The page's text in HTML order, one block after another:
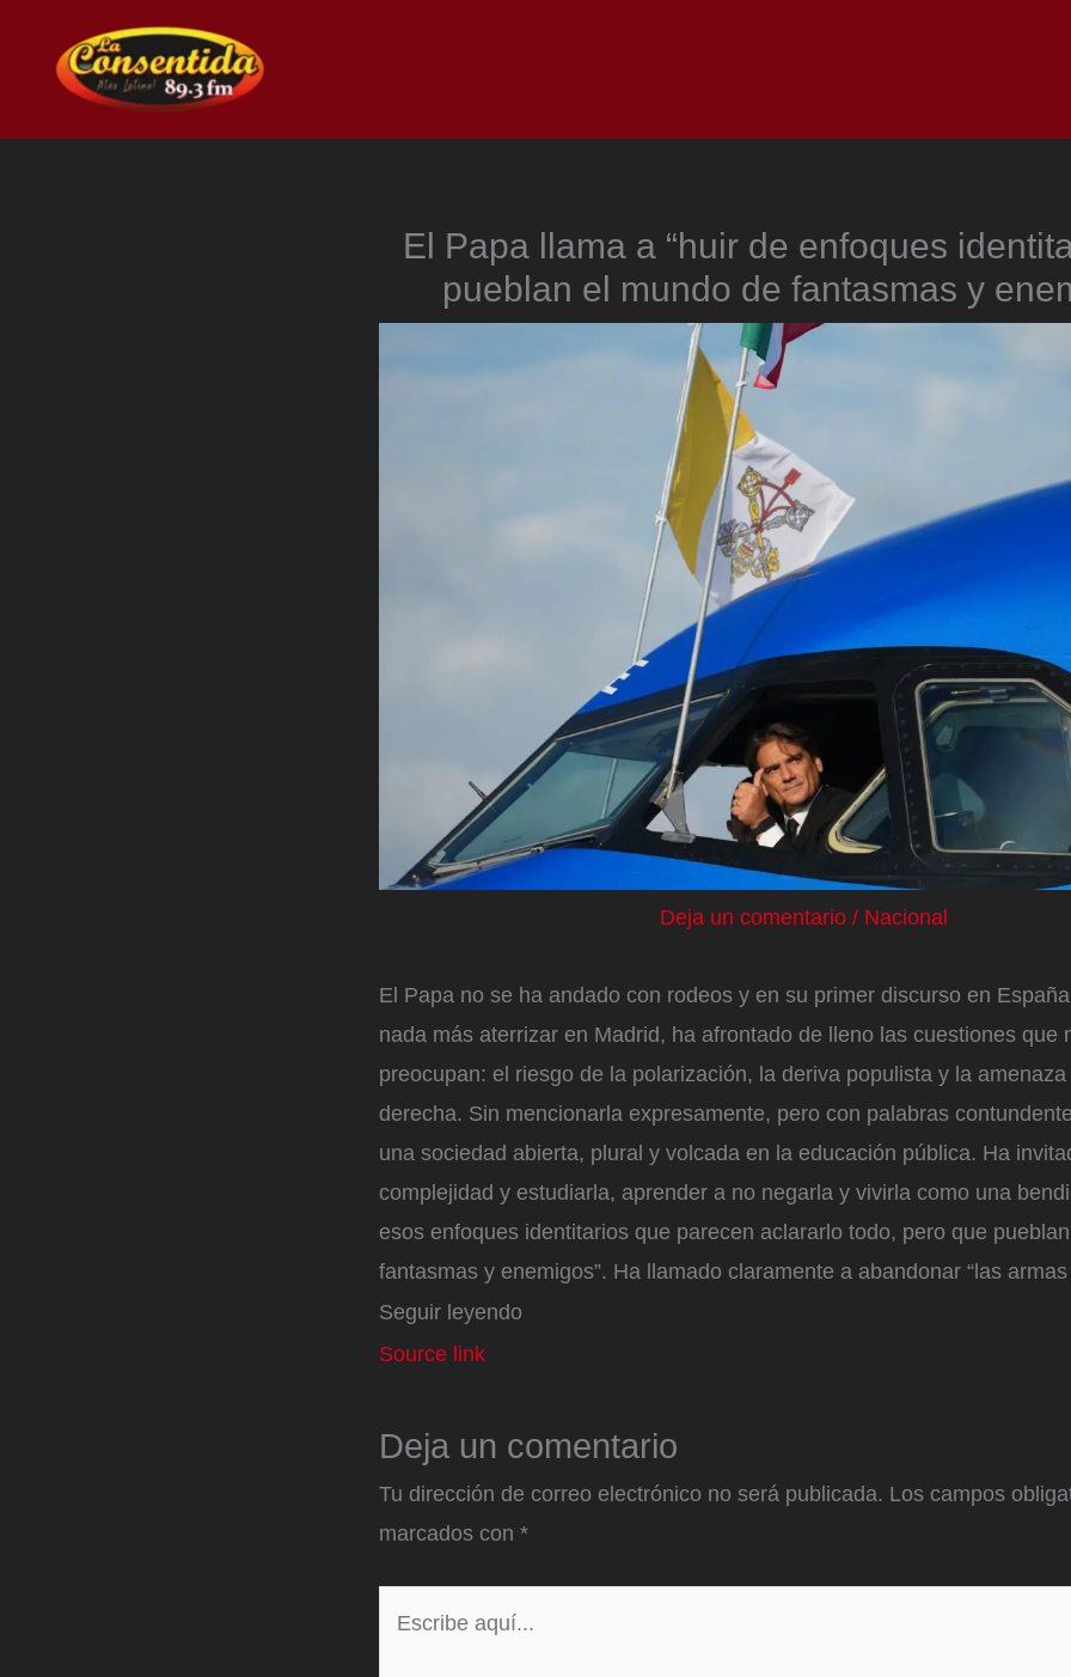
contenido
El Papa llama a “huir de enfoques
pueblan el mundo de fantasmas y
Deja un comentario / Nacional
El Papa no se ha andado con rodeos y en su primer discurso en
nada más aterrizar en Madrid, ha afrontado de lleno las cuestiones que
preocupan: el riesgo de la polarización, la deriva populista y la
derecha. Sin mencionarla expresamente, pero con palabras
una sociedad abierta, plural y volcada en la educación pública. Ha
complejidad y estudiarla, aprender a no negarla y vivirla como una
esos enfoques identitarios que parecen aclararlo todo, pero que
fantasmas y enemigos”. Ha llamado claramente a abandonar “las armas
Seguir leyendo
Source link
Deja un comentario
Tu dirección de correo electrónico no será publicada. Los campos
marcados con *